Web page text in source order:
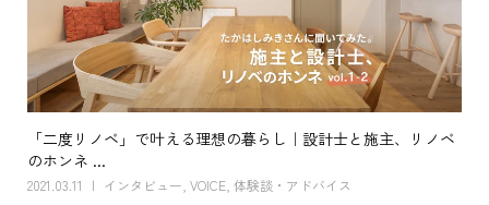
「二度リノベ」で叶える理想の暮らし｜設計士と施主、リノベ
のホンネ ...
2021.03.11 インタビュー VOICE, 体験談・アドバイス